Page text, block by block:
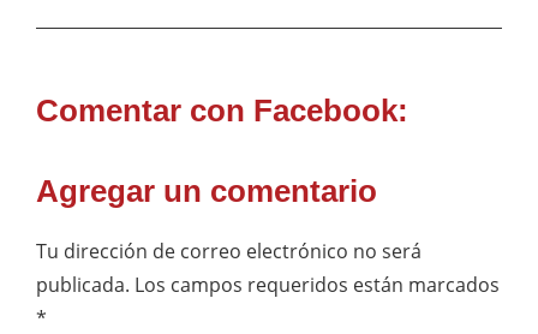
Comentar con Facebook:
Agregar un comentario
Tu dirección de correo electrónico no será
publicada. Los campos requeridos están marcados
*